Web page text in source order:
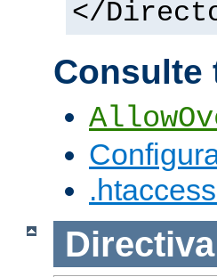
</
Consulte
Directiva